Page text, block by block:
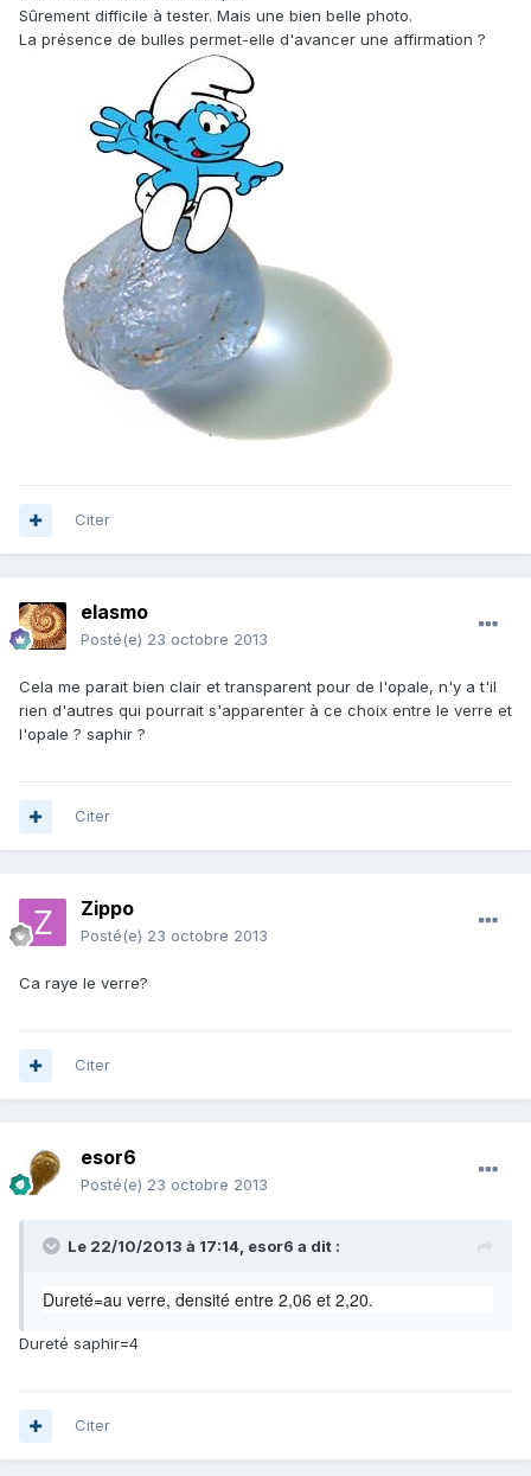
Sûrement difficile à tester. Mais une bien belle photo.
La présence de bulles permet-elle d'avancer une affirmation ?
Citer
elasmo
Posté(e) 23 octobre 2013
Cela me parait bien clair et transparent pour de l'opale, n'y a t'il
rien d'autres qui pourrait s'apparenter à ce choix entre le verre et
l'opale ? saphir ?
Citer
Zippo
Posté(e) 23 octobre 2013
Ca raye le verre?
Citer
esor6
Posté(e) 23 octobre 2013
Le 22/10/2013 à 17:14, esor6 a dit :
Dureté=au verre, densité entre 2,06 et 2,20.
Dureté saphir=4
Citer